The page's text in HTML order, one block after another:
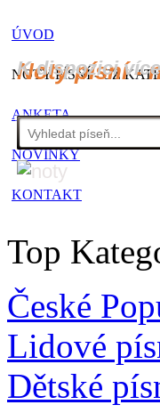
ÚVOD
NOTY PÍSNÍ - CZ
ANKETA
NOVINKY
KONTAKT
Noty písní -
K dispozici
Top
České
Lidové
Dětské